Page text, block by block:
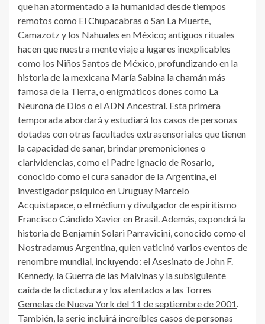
que han atormentado a la humanidad desde tiempos
remotos como El Chupacabras o San La Muerte,
Camazotz y los Nahuales en México; antiguos rituales
hacen que nuestra mente viaje a lugares inexplicables
como los Niños Santos de México, profundizando en la
historia de la mexicana María Sabina la chamán más
famosa de la Tierra, o enigmáticos dones como La
Neurona de Dios o el ADN Ancestral. Esta primera
temporada abordará y estudiará los casos de personas
dotadas con otras facultades extrasensoriales que tienen
la capacidad de sanar, brindar premoniciones o
clarividencias, como el Padre Ignacio de Rosario,
conocido como el cura sanador de la Argentina, el
investigador psíquico en Uruguay Marcelo
Acquistapace, o el médium y divulgador de espiritismo
Francisco Cándido Xavier en Brasil. Además, expondrá la
historia de Benjamín Solari Parravicini, conocido como el
Nostradamus Argentina, quien vaticinó varios eventos de
renombre mundial, incluyendo: elAsesinato de John F.
Kennedy, laGuerra de las Malvinas y la subsiguiente
caída de ladictaduray los atentados a las Torres
Gemelas de Nueva York del 11 de septiembre de 2001.
También, la serie incluirá increíbles casos de personas